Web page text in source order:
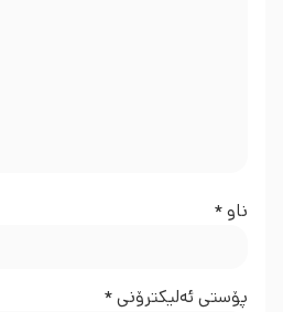
ناو*
پۆستی ئەلیکترۆنی*